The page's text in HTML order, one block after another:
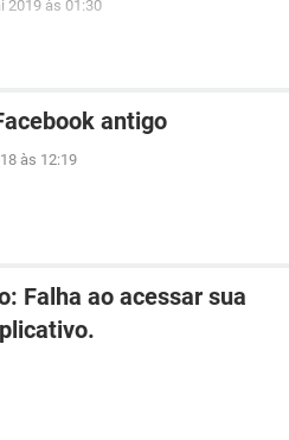
2019 às 01:30
antigo
às 12:19
Falha ao acessar sua